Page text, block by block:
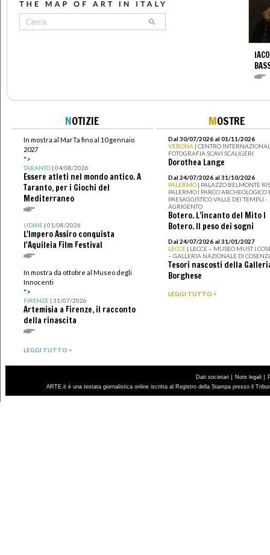
NOTIZIE
In mostra al MarTa fino al 10 gennaio
2027
">
TARANTO| 04/08/2026
Essere atleti nel mondo antico. A
Taranto, per i Giochi del
Mediterraneo
UDINE| 01/08/2026
L'Impero Assiro conquista
l'Aquileia Film Festival
In mostra da ottobre al Museo degli
Innocenti
">
FIRENZE| 31/07/2026
Artemisia a Firenze, il racconto
della rinascita
LEGGI TUTTO >
MOSTRE
Dal 30/07/2026 al 01/11/2026
VERONA | CENTRO
FOTOGRAFIA SCAVI SCALIGERI
Dorothea Lange
Dal 24/07/2026 al 31/10/2026
PALERMO | PALAZZO BELMONTE
PALERMO I PARCO ARCHEOLOGICO
PAESAGGISTICO VALLE DEI TEMPLI -
AGRIGENTO
Botero. L’incanto del Mito I
Botero. Il peso dei sogni
Dal 24/07/2026 al 31/01/2027
LECCE | LECCE – MUSEO MUST I
– GALLERIA NAZIONALE DI
Tesori nascosti della
Borghese
LEGGI TUTTO >
Dati societari | Note legali |
ARTE.it è una testata giornalistica online iscritta al Registro della Stampa presso il